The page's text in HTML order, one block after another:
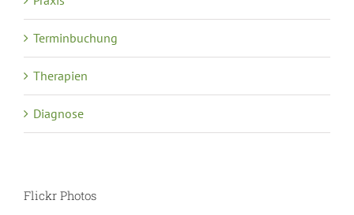
Terminbuchung
Therapien
Diagnose
Flickr Photos